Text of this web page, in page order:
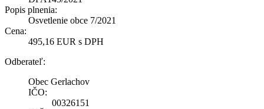
Popis plnenia:
Osvetlenie obce 7/2021
Cena:
495,16 EUR s DPH
Odberateľ:
Obec Gerlachov
IČO:
00326151